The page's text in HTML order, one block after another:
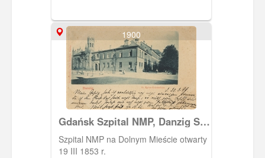
oraz chorych dobudowano do szpitala
kaplicę, którą z czasem zaczęto
rozbudowywać. W ten sposób powstał
kościół Niepokalanego Poczęcia NMP,
dostępny także dla katolików
niebędących pacjentami. Szpital też był
rozbudowywany: powstało skrzydło
budynku wzdłuż ob. ul. Kieturakisa.
1900
Gdańsk Szpital NMP, Danzig St.
Marien - Krankenhaus
Szpital NMP na Dolnym Mieście otwarty
19 III 1853 r.